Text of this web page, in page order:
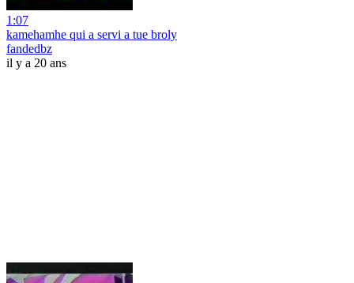
1:07
kamehamhe qui a servi a tue broly
fandedbz
il y a 20 ans